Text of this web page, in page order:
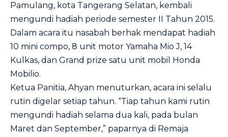
Pamulang, kota Tangerang Selatan, kembali
mengundi hadiah periode semester II Tahun 2015.
Dalam acara itu nasabah berhak mendapat hadiah
10 mini compo, 8 unit motor Yamaha Mio J, 14
Kulkas, dan Grand prize satu unit mobil Honda
Mobilio.
Ketua Panitia, Ahyan menuturkan, acara ini selalu
rutin digelar setiap tahun. “Tiap tahun kami rutin
mengundi hadiah selama dua kali, pada bulan
Maret dan September,” paparnya di Remaja